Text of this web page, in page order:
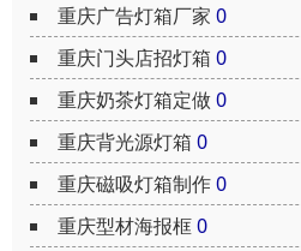
重庆广告灯箱厂家 0
重庆门头店招灯箱 0
重庆奶茶灯箱定做0
重庆背光源灯箱 0
重庆磁吸灯箱制作0
重庆型材海报框0